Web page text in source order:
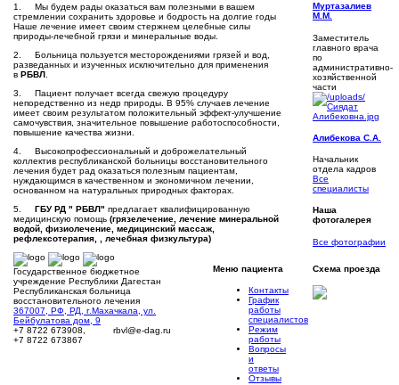
1. Мы будем рады оказаться вам полезными в вашем
стремлении сохранить здоровье и бодрость на долгие годы
Наше лечение имеет своим стержнем целебные силы
природы-лечебной грязи и минеральные воды.
2. Больница пользуется месторождениями грязей и вод,
разведанных и изученных исключительно для применения
в РБВЛ
3. Пациент получает всегда свежую процедуру
непоредственно из недр природы. В 95% случаев лечение
имеет своим результатом положительный эффект-улучшение
самочувствия, значительное повышение работоспособности,
повышение качества жизни.
4. Высокопрофессиональный и доброжелательный
коллектив республиканской больницы восстановительного
лечения будет рад оказаться полезным пациентам,
нуждающимся в качественном и экономичном лечении,
основанном на натуральных природных факторах.
5. ГБУ РД " РБВЛ" предлагает квалифицированную
медицинскую помощь (грязелечение, лечение минеральной
водой, физиолечение, медицинский массаж,
рефлексотерапия, , лечебная физкультура)
Муртазалиев
М.М.
Заместитель
главного врача
по
административно-
хозяйственной
части
Алибекова С.А.
Начальник
отдела кадров
Все
специалисты
Наша
фотогалерея
Все фотографии
Государственное бюджетное
учреждение Республики Дагестан
Республиканская больница
восстановительного лечения
367007, РФ, РД, г.Махачкала, ул.
Бейбулатова дом, 9
+7 8722 673908,
+7 8722 673867
rbvl@e-dag.ru
Меню пациента
Контакты
График
работы
специалистов
Режим
работы
Вопросы
и
ответы
Отзывы
Схема проезда